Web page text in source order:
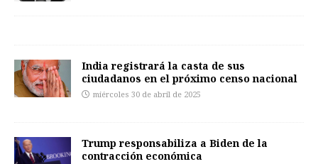
India registrará la casta de sus
ciudadanos en el próximo censo nacional
miércoles 30 de abril de 2025
Trump responsabiliza a Biden de la
contracción económica